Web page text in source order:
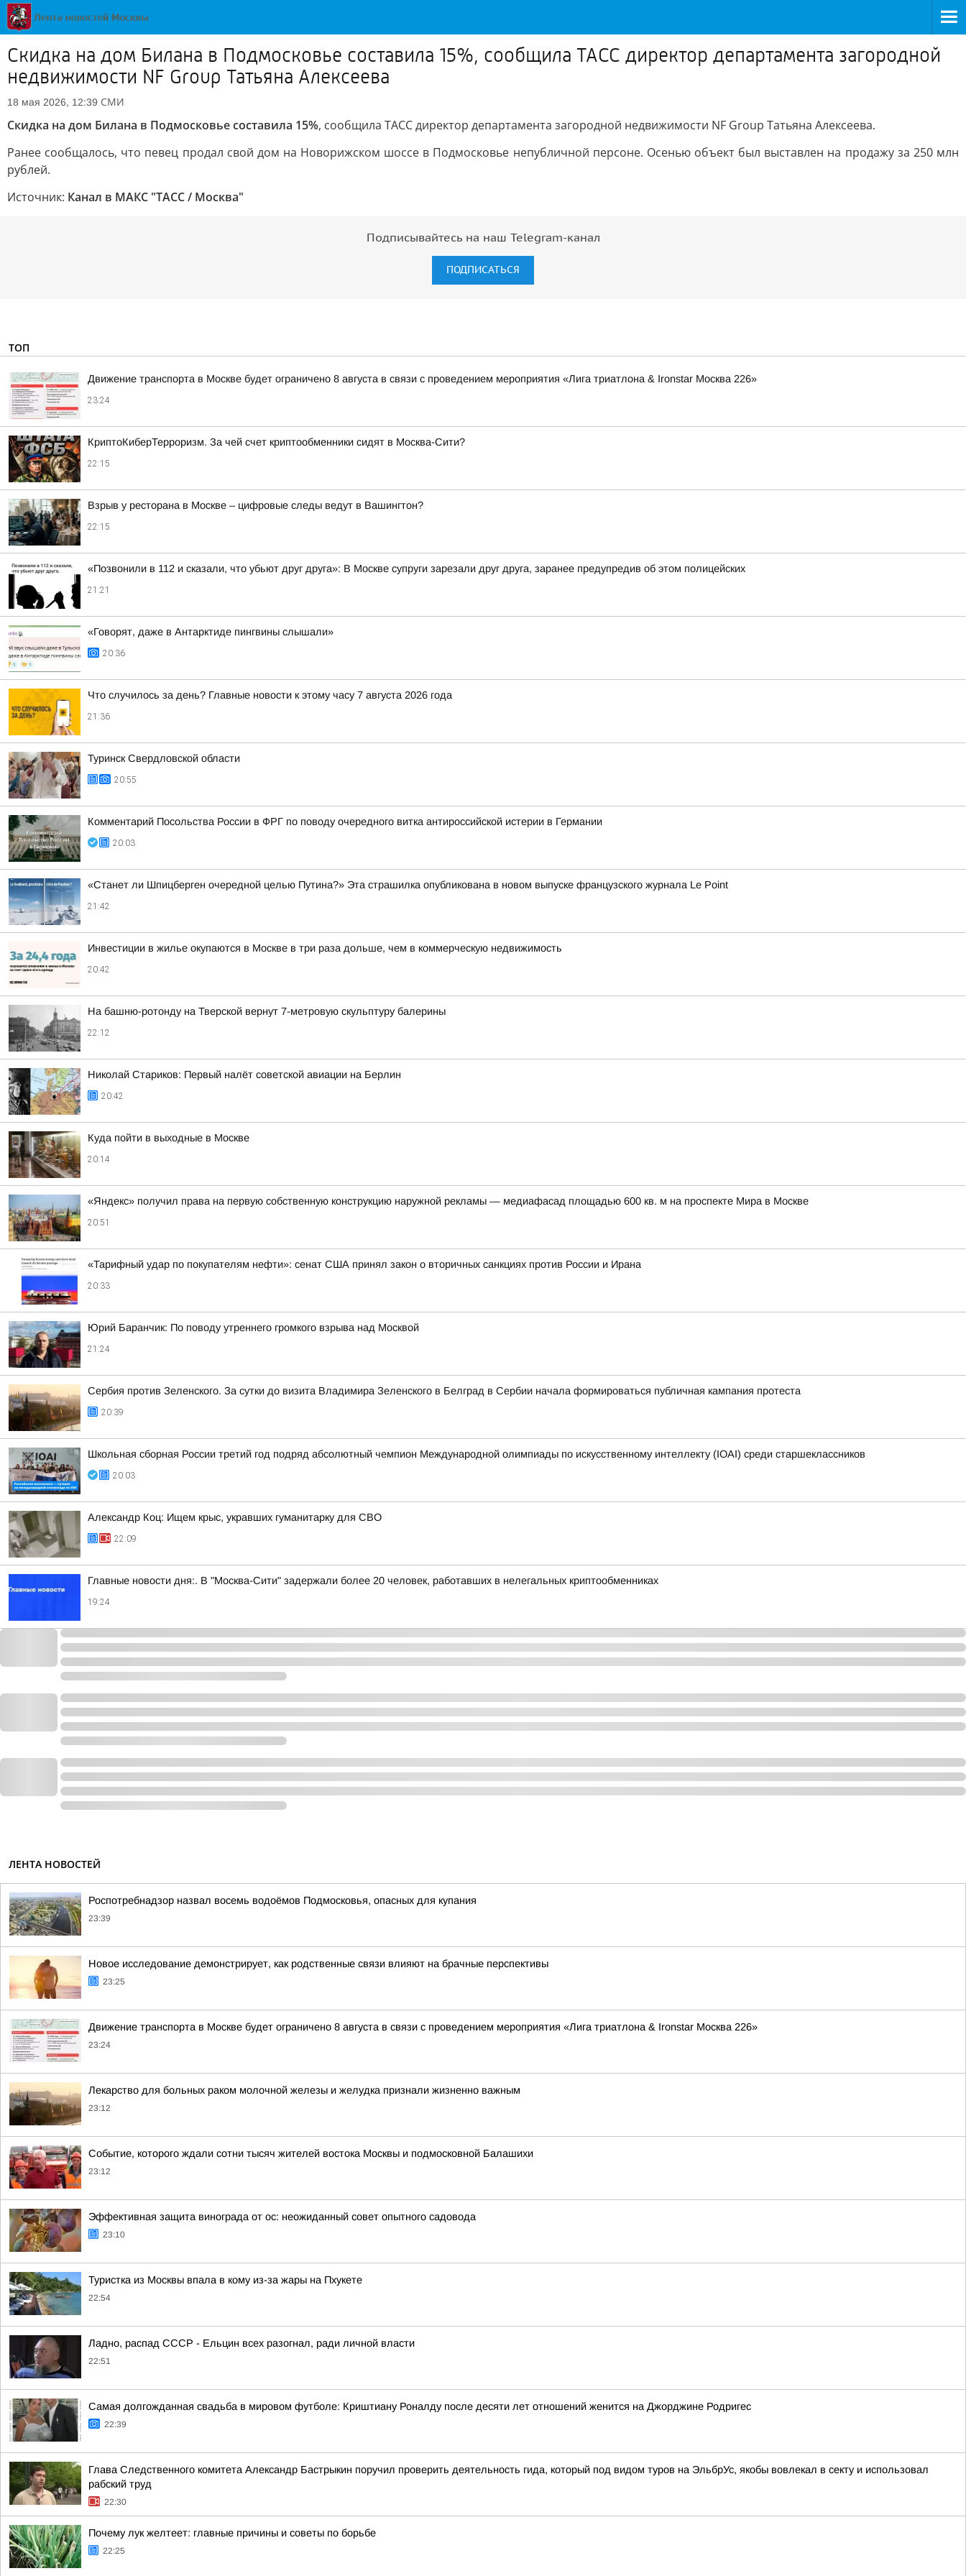
Скидка на дом Билана в Подмосковье составила 15%, сообщила ТАСС директор департамента загородной
недвижимости NF Group Татьяна Алексеева
18 мая 2026, 12:39 СМИ
Скидка на дом Билана в Подмосковье составила 15%, сообщила ТАСС директор департамента загородной недвижимости NF Group Татьяна Алексеева.
Ранее сообщалось, что певец продал свой дом на Новорижском шоссе в Подмосковье непубличной персоне. Осенью объект был выставлен на продажу за 250 млн
рублей.
Источник: Канал в МАКС "ТАСС / Москва"
Подписывайтесь на наш Telegram-канал
ПОДПИСАТЬСЯ
ТОП
Движение транспорта в Москве будет ограничено 8 августа в связи с проведением мероприятия «Лига триатлона & Ironstar Москва 226»
23:24
КриптоКиберТерроризм. За чей счет криптообменники сидят в Москва-Сити?
22:15
Взрыв у ресторана в Москве – цифровые следы ведут в Вашингтон?
22:15
«Позвонили в 112 и сказали, что убьют друг друга»: В Москве супруги зарезали друг друга, заранее предупредив об этом полицейских
21:21
«Говорят, даже в Антарктиде пингвины слышали»
20:36
Что случилось за день? Главные новости к этому часу 7 августа 2026 года
21:36
Туринск Свердловской области
20:55
Комментарий Посольства России в ФРГ по поводу очередного витка антироссийской истерии в Германии
20:03
«Станет ли Шпицберген очередной целью Путина?» Эта страшилка опубликована в новом выпуске французского журнала Le Point
21:42
Инвестиции в жилье окупаются в Москве в три раза дольше, чем в коммерческую недвижимость
20:42
На башню-ротонду на Тверской вернут 7-метровую скульптуру балерины
22:12
Николай Стариков: Первый налёт советской авиации на Берлин
20:42
Куда пойти в выходные в Москве
20:14
«Яндекс» получил права на первую собственную конструкцию наружной рекламы — медиафасад площадью 600 кв. м на проспекте Мира в Москве
20:51
«Тарифный удар по покупателям нефти»: сенат США принял закон о вторичных санкциях против России и Ирана
20:33
Юрий Баранчик: По поводу утреннего громкого взрыва над Москвой
21:24
Сербия против Зеленского. За сутки до визита Владимира Зеленского в Белград в Сербии начала формироваться публичная кампания протеста
20:39
Школьная сборная России третий год подряд абсолютный чемпион Международной олимпиады по искусственному интеллекту (IOAI) среди старшеклассников
20:03
Александр Коц: Ищем крыс, укравших гуманитарку для СВО
22:09
Главные новости дня:. В "Москва-Сити" задержали более 20 человек, работавших в нелегальных криптообменниках
19:24
ЛЕНТА НОВОСТЕЙ
Роспотребнадзор назвал восемь водоёмов Подмосковья, опасных для купания
23:39
Новое исследование демонстрирует, как родственные связи влияют на брачные перспективы
23:25
Движение транспорта в Москве будет ограничено 8 августа в связи с проведением мероприятия «Лига триатлона & Ironstar Москва 226»
23:24
Лекарство для больных раком молочной железы и желудка признали жизненно важным
23:12
Событие, которого ждали сотни тысяч жителей востока Москвы и подмосковной Балашихи
23:12
Эффективная защита винограда от ос: неожиданный совет опытного садовода
23:10
Туристка из Москвы впала в кому из-за жары на Пхукете
22:54
Ладно, распад СССР - Ельцин всех разогнал, ради личной власти
22:51
Самая долгожданная свадьба в мировом футболе: Криштиану Роналду после десяти лет отношений женится на Джорджине Родригес
22:39
Глава Следственного комитета Александр Бастрыкин поручил проверить деятельность гида, который под видом туров на ЭльбрУс, якобы вовлекал в секту и использовал
рабский труд
22:30
Почему лук желтеет: главные причины и советы по борьбе
22:25